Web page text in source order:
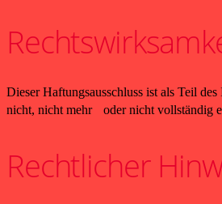
Dieser Haftungsausschluss ist als Teil
nicht, nicht mehr oder nicht vollständig
Rechtlicher